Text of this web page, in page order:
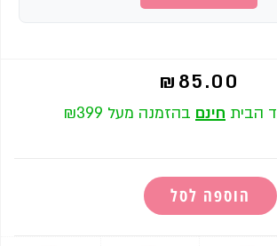
₪ 85.00
הבית חינם בהזמנה מעל ₪399
הוספה לסל